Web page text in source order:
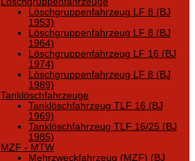
Löschgruppenfahrzeug LF 8 (BJ
1953)
Löschgruppenfahrzeug LF 8 (BJ
1964)
Löschgruppenfahrzeug LF 16 (BJ
1974)
Löschgruppenfahrzeug LF 8 (BJ
1989)
Tanklöschfahrzeuge
Tanklöschfahrzeug TLF 16 (BJ
1969)
Tanklöschfahrzeug TLF 16/25 (BJ
1985)
MZF - MTW
Mehrzweckfahrzeug (MZF) (BJ